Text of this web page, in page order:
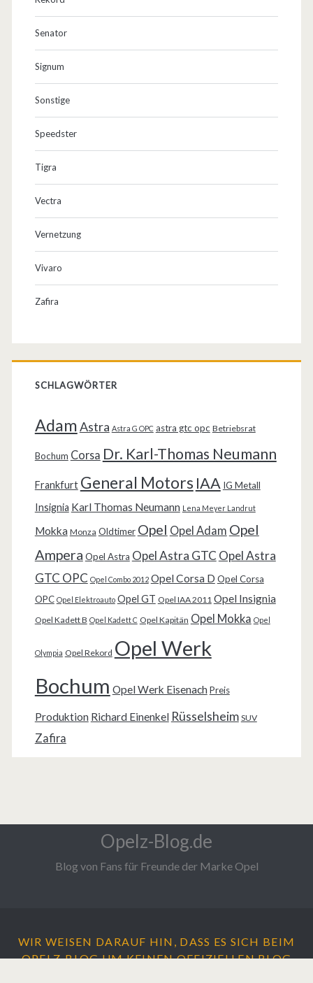
Senator
Signum
Sonstige
Speedster
Tigra
Vectra
Vernetzung
Vivaro
Zafira
SCHLAGWÖRTER
AdamAstra Astra G OPC astra gtc opc Betriebsrat
Bochum Corsa Dr. Karl-Thomas Neumann
Frankfurt General Motors IAA IG Metall
Insignia Karl Thomas Neumann Lena Meyer Landrut
Mokka Monza Oldtimer Opel Opel Adam Opel
Ampera Opel Astra Opel Astra GTC Opel Astra
GTC OPC Opel Combo 2012 Opel Corsa D Opel Corsa
OPC Opel Elektroauto Opel GT Opel IAA 2011 Opel Insignia
Opel Kadett B Opel Kadett C Opel Kapitän Opel Mokka Opel
Olympia Opel Rekord Opel Werk
Bochum Opel Werk Eisenach Preis
Produktion Richard Einenkel Rüsselsheim SUV
Zafira
Opelz-Blog.de
Blog von Fans für Freunde der Marke Opel
WIR WEISEN DARAUF HIN, DASS ES SICH BEIM
OPELZ-BLOG UMKEINENOFFIZIELLEN BLOG